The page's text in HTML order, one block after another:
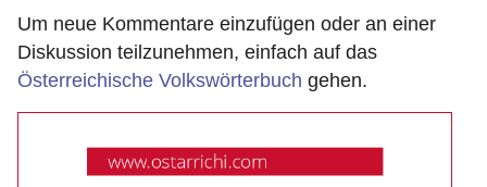
Um neue Kommentare einzufügen oder an einer
Diskussion teilzunehmen, einfach auf das
Österreichische Volkswörterbuch gehen.